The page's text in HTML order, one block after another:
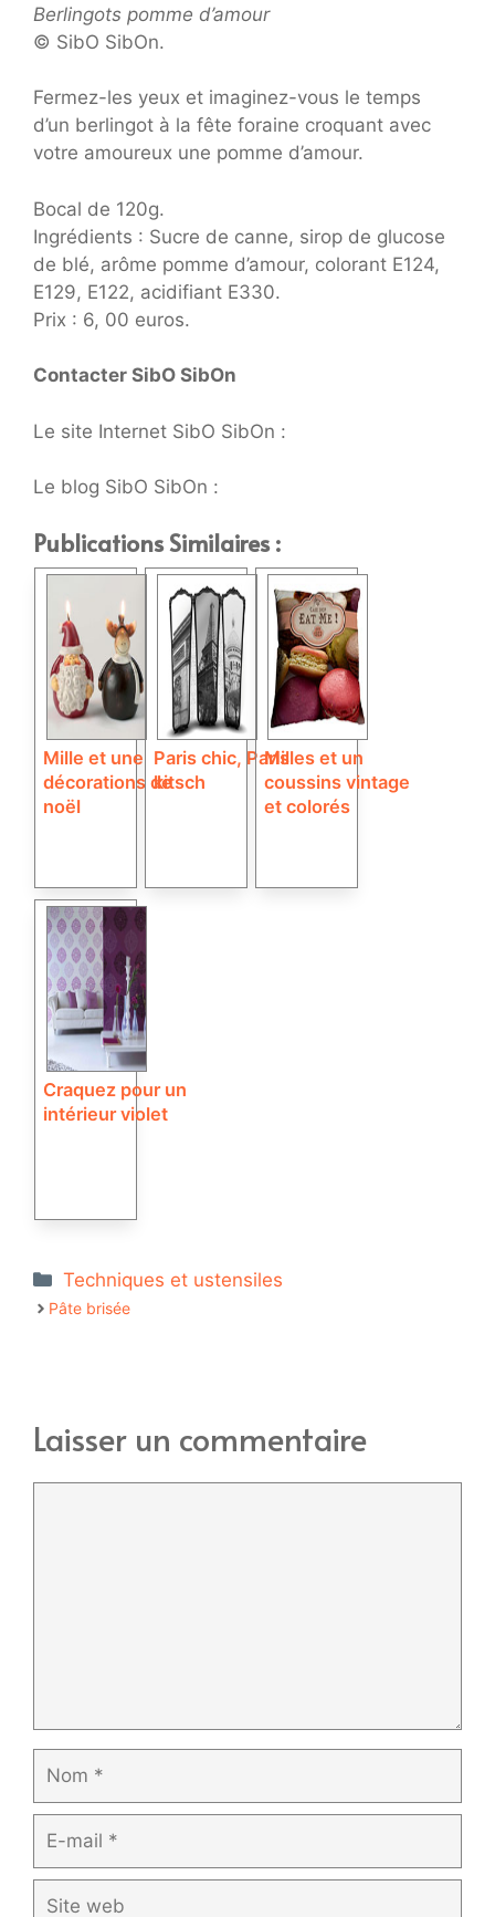
Berlingots pomme d’amour
© SibO SibOn.
Fermez-les yeux et imaginez-vous le temps
d’un berlingot à la fête foraine croquant avec
votre amoureux une pomme d’amour.
Bocal de 120g.
Ingrédients : Sucre de canne, sirop de glucose
de blé, arôme pomme d’amour, colorant E124,
E129, E122, acidifiant E330.
Prix : 6, 00 euros.
Contacter SibO SibOn
Le site Internet SibO SibOn :
Le blog SibO SibOn :
Publications Similaires :
Mille et une
décorations de
noël
Paris chic, Paris
kitsch
Milles et un
coussins vintage
et colorés
Craquez pour un
intérieur violet
Catégories
Techniques et ustensiles
Pâte brisée
Laisser un commentaire
mail